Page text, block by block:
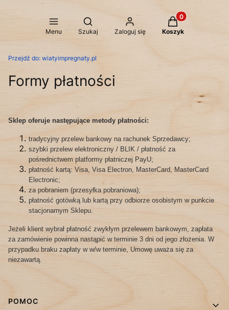
Menu
Otwórz wyszukiwarkę
Szukaj Zaloguj się
Produkty w
Koszyk
Przejdź do: wiatyimpregnaty.pl
Formy płatności
Sklep oferuje następujące metody płatności:
tradycyjny przelew bankowy na rachunek Sprzedawcy;
szybki przelew elektroniczny / BLIK / płatność za
pośrednictwem platformy płatniczej PayU;
płatność kartą: Visa, Visa Electron, MasterCard, MasterCard
Electronic;
za pobraniem (przesyłka pobraniowa);
płatność gotówką lub kartą przy odbiorze osobistym w punkcie
stacjonarnym Sklepu.
Jeżeli klient wybrał płatność zwykłym przelewem bankowym, zapłata
za zamówienie powinna nastąpić w terminie 3 dni od jego złożenia. W
przypadku braku zapłaty w w/w terminie, Umowę uważa się za
niezawartą.
Linki w stopce
POMOC